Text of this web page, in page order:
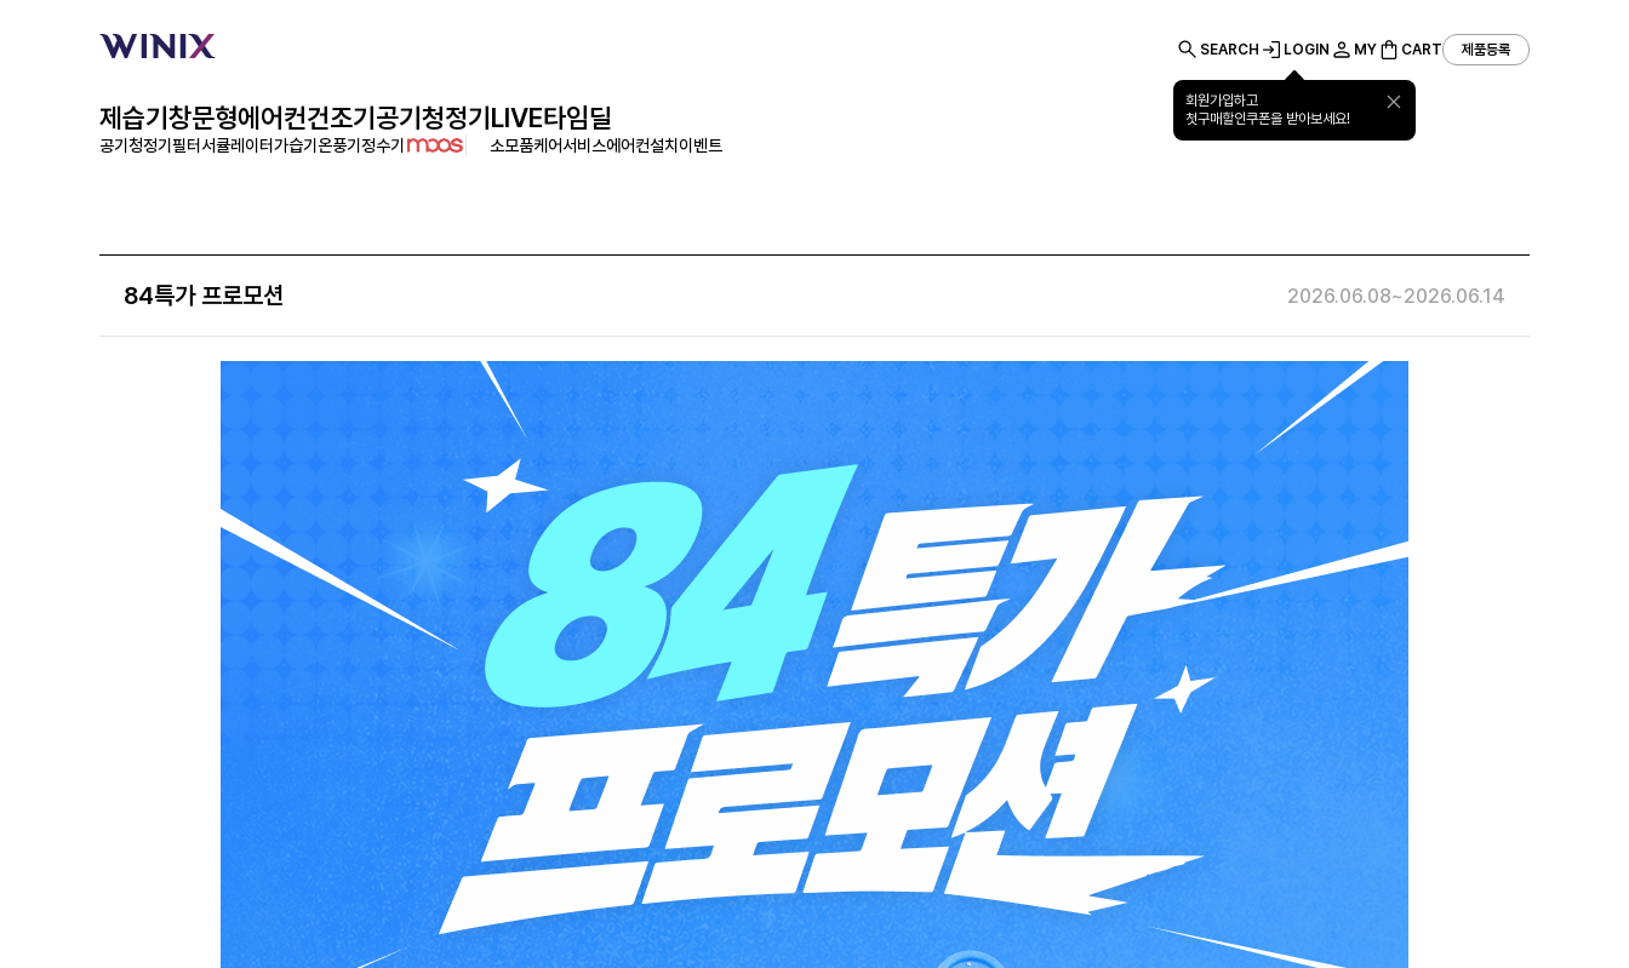
제습기창문형에어컨건조기공기청정기LIVE타임딜
공기청정기필터서큘레이터가습기 온풍기 정수기 소모품케어서비스에어컨설치 이벤트
SEARCH LOGIN
회원가입하고
첫구매할인쿠폰을 받아보세요!
MY CART 제품등록
회사소개 고객지원 기업특판
84특가 프로모션 2026.06.08~2026.06.14